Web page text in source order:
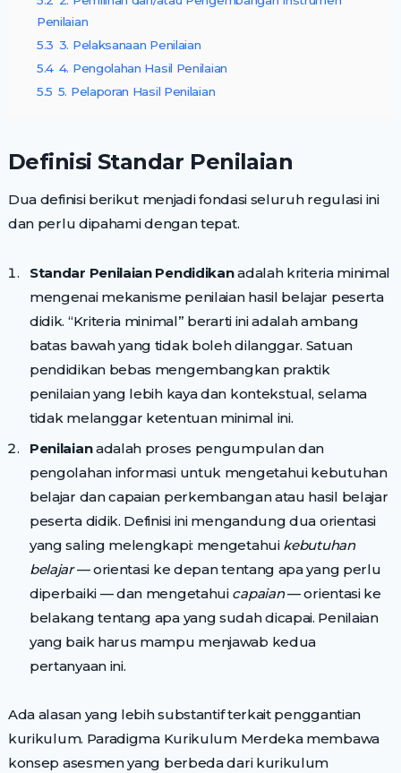
Penilaian
5.3 3. Pelaksanaan Penilaian
5.4 4. Pengolahan Hasil Penilaian
5.5 5. Pelaporan Hasil Penilaian
Definisi Standar Penilaian
Dua definisi berikut menjadi fondasi seluruh regulasi ini
dan perlu dipahami dengan tepat.
Standar Penilaian Pendidikanadalah kriteria minimal
mengenai mekanisme penilaian hasil belajar peserta
didik. “Kriteria minimal” berarti ini adalah ambang
batas bawah yang tidak boleh dilanggar. Satuan
pendidikan bebas mengembangkan praktik
penilaian yang lebih kaya dan kontekstual, selama
tidak melanggar ketentuan minimal ini.
Penilaianadalah proses pengumpulan dan
pengolahan informasi untuk mengetahui kebutuhan
belajar dan capaian perkembangan atau hasil belajar
peserta didik. Definisi ini mengandung dua orientasi
yang saling melengkapi: mengetahui kebutuhan
belajar— orientasi ke depan tentang apa yang perlu
diperbaiki — dan mengetahui capaian— orientasi ke
belakang tentang apa yang sudah dicapai. Penilaian
yang baik harus mampu menjawab kedua
pertanyaan ini.
Ada alasan yang lebih substantif terkait penggantian
kurikulum. Paradigma Kurikulum Merdeka membawa
konsep asesmen yang berbeda dari kurikulum